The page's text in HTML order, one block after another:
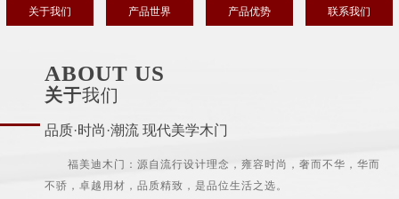
关于我们 产品世界 产品优势 联系我们
ABOUT US
关于我们
品质·时尚·潮流 现代美学木门
福美迪木门：源自流行设计理念，雍容时尚，奢而不华，华而
不骄，卓越用材，品质精致，是品位生活之选。